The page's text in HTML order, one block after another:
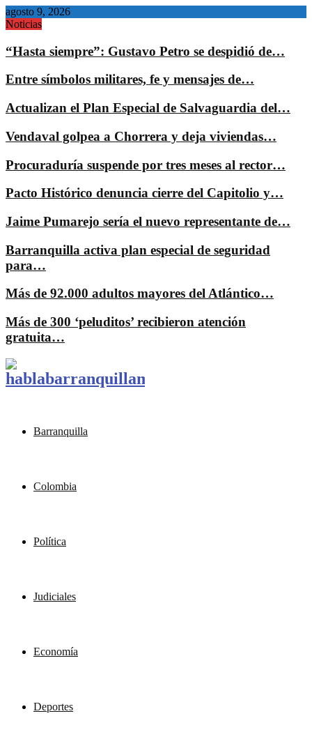
agosto 9, 2026
Noticias
“Hasta siempre”: Gustavo Petro se despidió de…
Entre símbolos militares, fe y mensajes de…
Actualizan el Plan Especial de Salvaguardia del…
Vendaval golpea a Chorrera y deja viviendas…
Procuraduría suspende por tres meses al rector…
Pacto Histórico denuncia cierre del Capitolio y…
Jaime Pumarejo sería el nuevo representante de…
Barranquilla activa plan especial de seguridad
para…
Más de 92.000 adultos mayores del Atlántico…
Más de 300 ‘peluditos’ recibieron atención
gratuita…
Barranquilla
Colombia
Política
Judiciales
Economía
Deportes